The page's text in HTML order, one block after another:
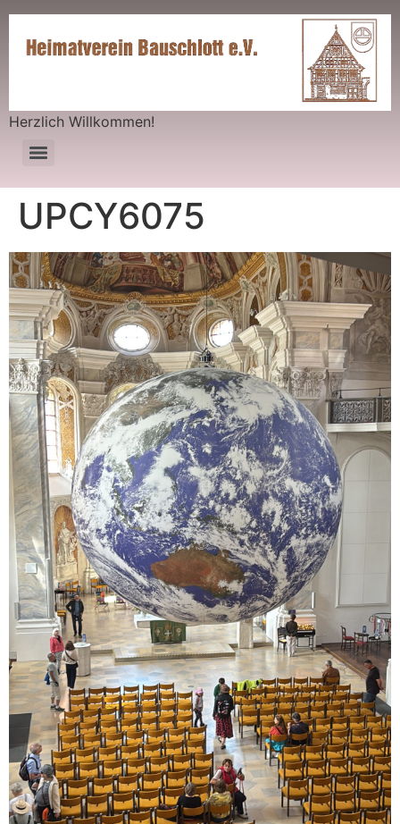
Herzlich Willkommen!
UPCY6075